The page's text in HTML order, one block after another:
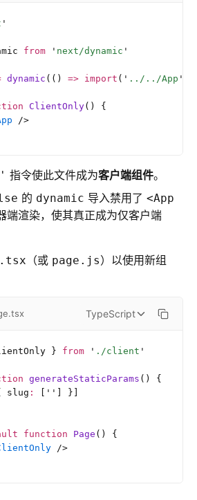
'
from ' next/dynamic '
dynamic (() => import ( ' ../../App '
ClientOnly() {
/>
指令使此文件成为客户端组件。
的 dynamic 导入禁用了 <App
端渲染，使其真正成为仅客户端
（或 page.js）以使用新组
TypeScript
} from ' ./client '
generateStaticParams () {
slug : ''
] }]
function Page () {
/>